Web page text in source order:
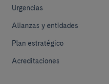
Urgencias
Alianzas y entidades
Plan estratégico
Acreditaciones